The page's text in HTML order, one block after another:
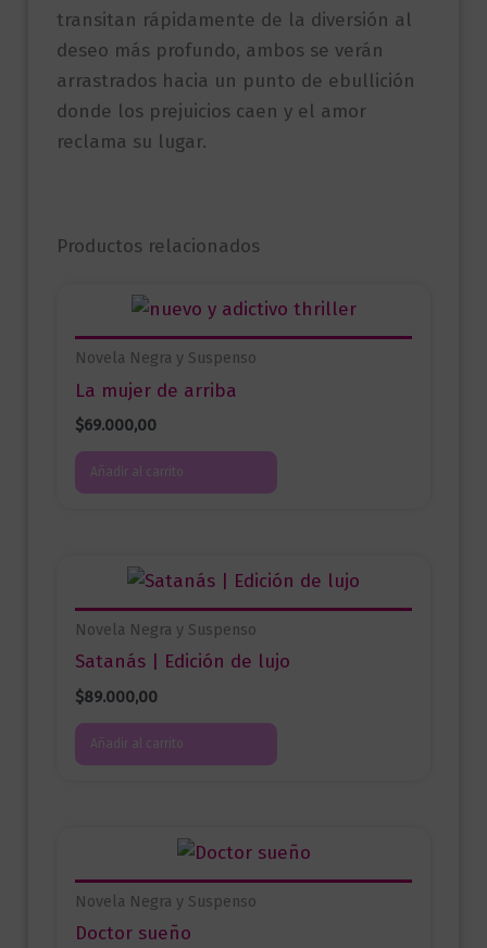
transitan rápidamente de la diversión al
deseo más profundo, ambos se verán
arrastrados hacia un punto de ebullición
donde los prejuicios caen y el amor
reclama su lugar.
Productos relacionados
Novela Negra y Suspenso
La mujer de arriba
$69.000,00
Añadir al carrito
Novela Negra y Suspenso
Satanás | Edición de lujo
$89.000,00
Añadir al carrito
Novela Negra y Suspenso
Doctor sueño